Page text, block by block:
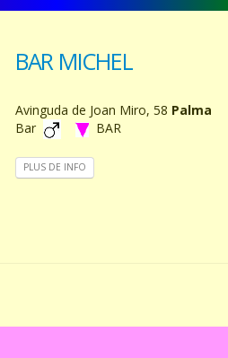
BAR MICHEL
Avinguda de Joan Miro, 58 Palma
Bar
BAR
PLUS DE INFO